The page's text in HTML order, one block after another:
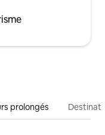
prolongés